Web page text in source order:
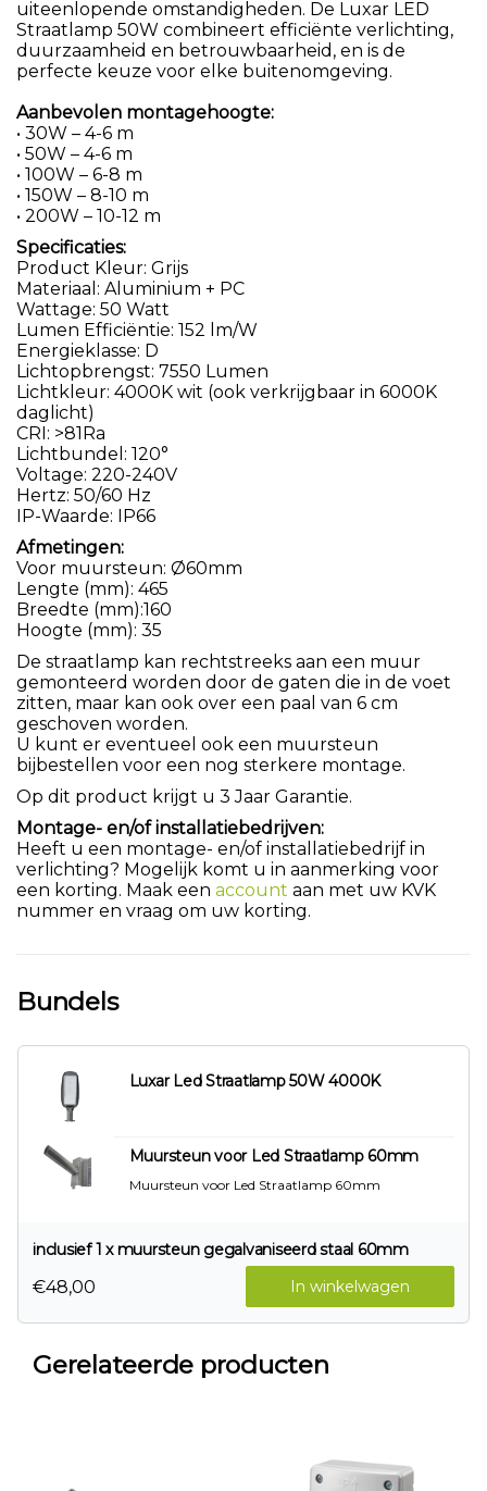
uiteenlopende omstandigheden. De Luxar LED
Straatlamp 50W combineert efficiënte verlichting,
duurzaamheid en betrouwbaarheid, en is de
perfecte keuze voor elke buitenomgeving.
Aanbevolen montagehoogte:
• 30W – 4-6 m
• 50W – 4-6 m
• 100W – 6-8 m
• 150W – 8-10 m
• 200W – 10-12 m
Specificaties:
Product Kleur: Grijs
Materiaal: Aluminium + PC
Wattage: 50 Watt
Lumen Efficiëntie: 152 lm/W
Energieklasse: D
Lichtopbrengst: 7550 Lumen
Lichtkleur: 4000K wit (ook verkrijgbaar in 6000K
daglicht)
CRI: >81Ra
Lichtbundel: 120°
Voltage: 220-240V
Hertz: 50/60 Hz
IP-Waarde: IP66
Afmetingen:
Voor muursteun: Ø60mm
Lengte (mm): 465
Breedte (mm):160
Hoogte (mm): 35
De straatlamp kan rechtstreeks aan een muur
gemonteerd worden door de gaten die in de voet
zitten, maar kan ook over een paal van 6 cm
geschoven worden.
U kunt er eventueel ook een muursteun
bijbestellen voor een nog sterkere montage.
Op dit product krijgt u 3 Jaar Garantie.
Montage- en/of installatiebedrijven:
Heeft u een montage- en/of installatiebedrijf in
verlichting? Mogelijk komt u in aanmerking voor
een korting. Maak een account aan met uw KVK
nummer en vraag om uw korting.
Bundels
Luxar Led Straatlamp 50W 4000K
Muursteun voor Led Straatlamp 60mm
Muursteun voor Led Straatlamp 60mm
inclusief 1 x muursteun gegalvaniseerd staal 60mm
In winkelwagen
€48,00
Gerelateerde producten